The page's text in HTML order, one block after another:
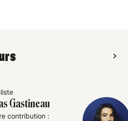
Gastineau
contribution :